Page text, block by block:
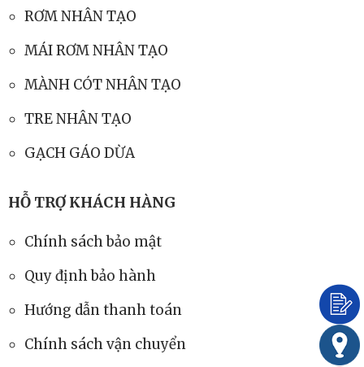
RƠM NHÂN TẠO
MÁI RƠM NHÂN TẠO
MÀNH CÓT NHÂN TẠO
TRE NHÂN TẠO
GẠCH GÁO DỪA
HỖ TRỢ KHÁCH HÀNG
Chính sách bảo mật
Quy định bảo hành
Hướng dẫn thanh toán
Chính sách vận chuyển